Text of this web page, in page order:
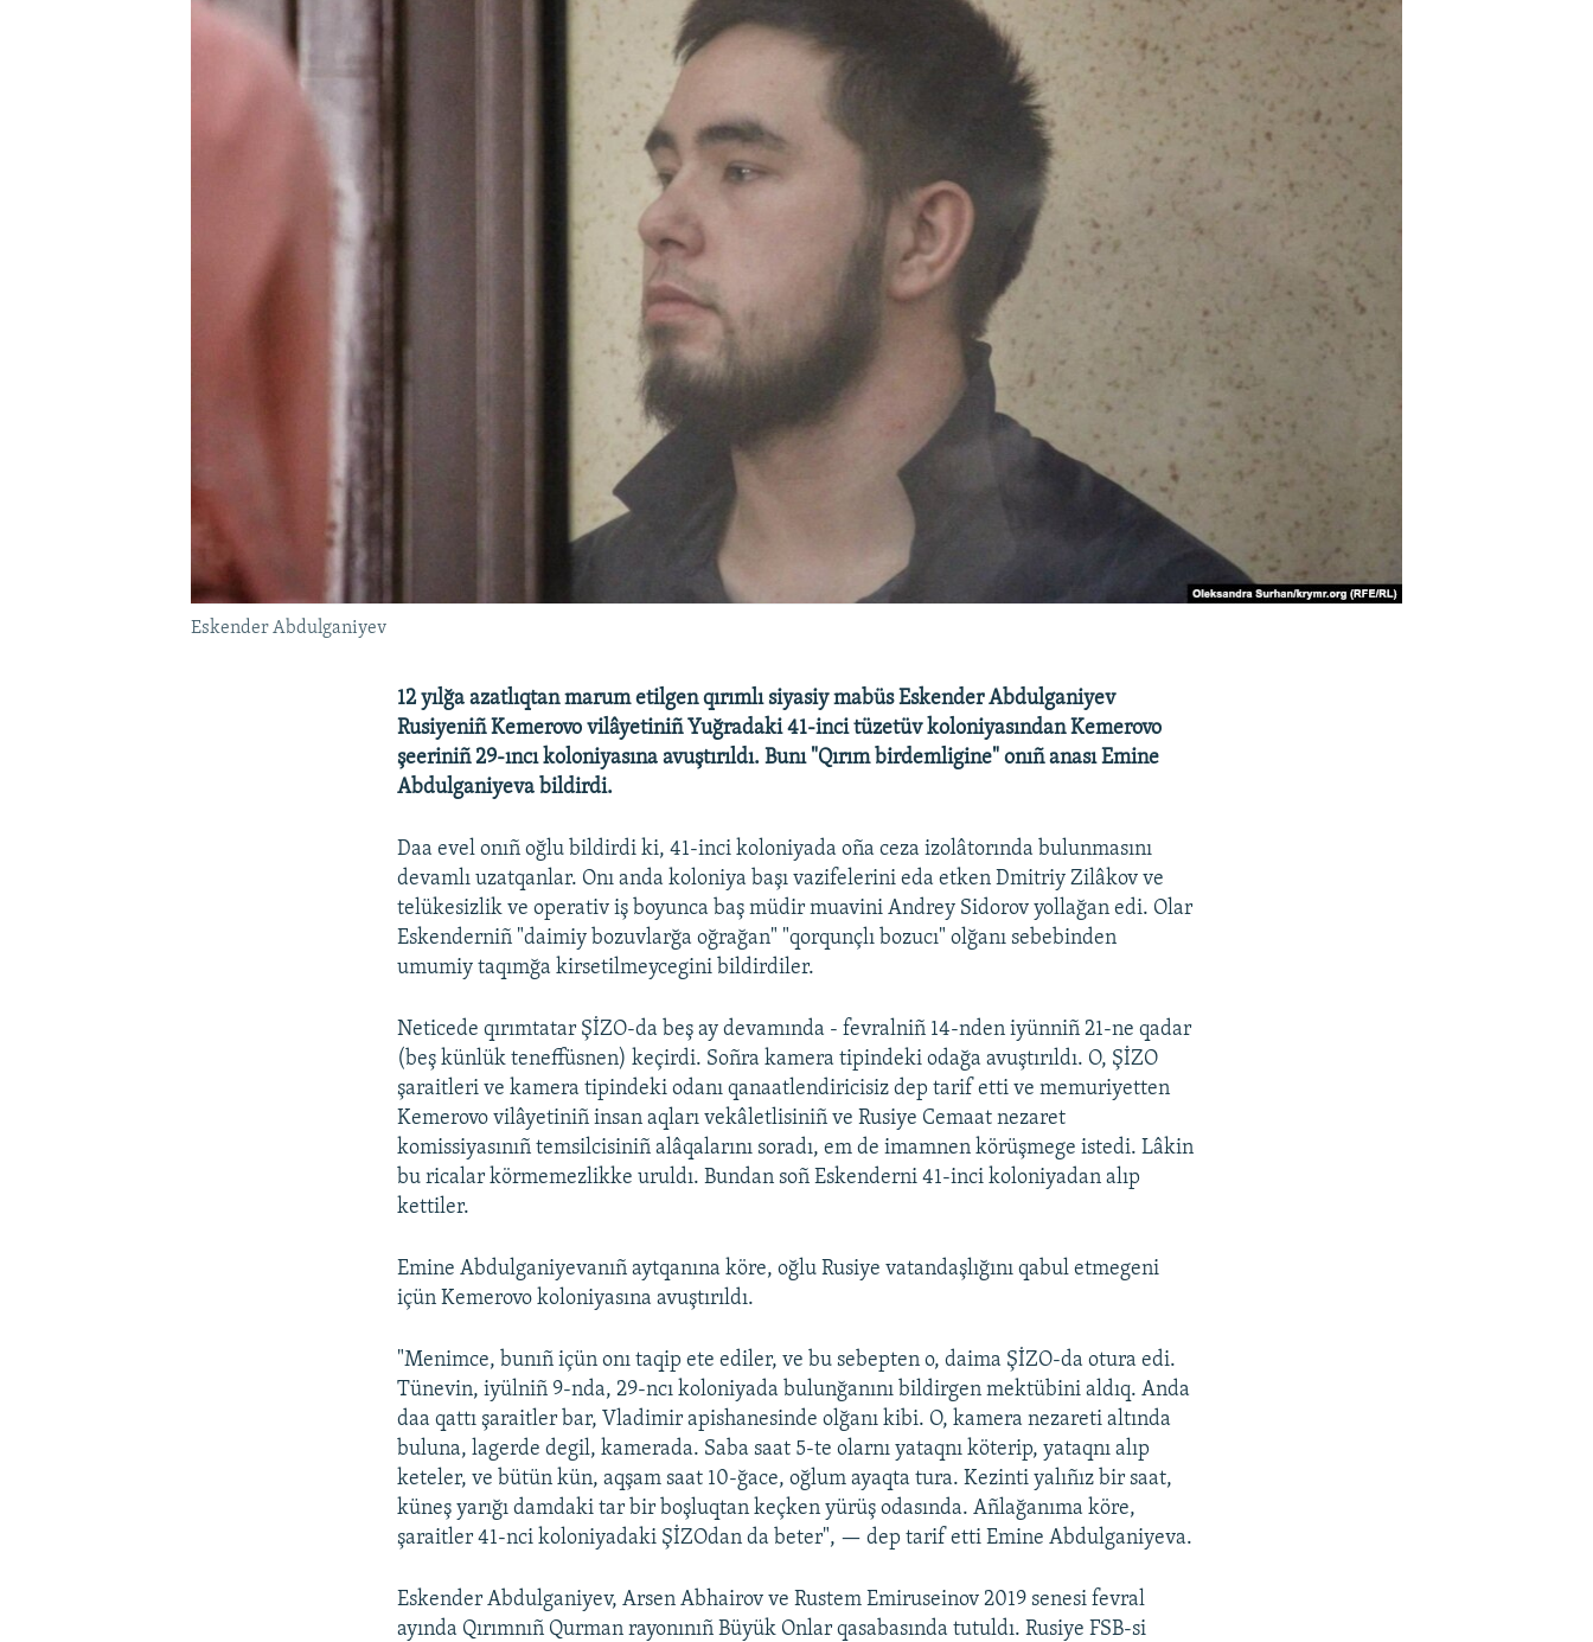
Eskender Abdulganiyev
12 yılğa azatlıqtan marum etilgen qırımlı siyasiy mabüs Eskender Abdulganiyev
Rusiyeniñ Kemerovo vilâyetiniñ Yuğradaki 41-inci tüzetüv koloniyasından Kemerovo
şeeriniñ 29-ıncı koloniyasına avuştırıldı. Bunı "Qırım birdemligine" onıñ anası Emine
Abdulganiyeva bildirdi.
Daa evel onıñ oğlu bildirdi ki, 41-inci koloniyada oña ceza izolâtorında bulunmasını
devamlı uzatqanlar. Onı anda koloniya başı vazifelerini eda etken Dmitriy Zilâkov ve
telükesizlik ve operativ iş boyunca baş müdir muavini Andrey Sidorov yollağan edi. Olar
Eskenderniñ "daimiy bozuvlarğa oğrağan" "qorqunçlı bozucı" olğanı sebebinden
umumiy taqımğa kirsetilmeycegini bildirdiler.
Neticede qırımtatar ŞİZO-da beş ay devamında - fevralniñ 14-nden iyünniñ 21-ne qadar
(beş künlük teneffüsnen) keçirdi. Soñra kamera tipindeki odağa avuştırıldı. O, ŞİZO
şaraitleri ve kamera tipindeki odanı qanaatlendiricisiz dep tarif etti ve memuriyetten
Kemerovo vilâyetiniñ insan aqları vekâletlisiniñ ve Rusiye Cemaat nezaret
komissiyasınıñ temsilcisiniñ alâqalarını soradı, em de imamnen körüşmege istedi. Lâkin
bu ricalar körmemezlikke uruldı. Bundan soñ Eskenderni 41-inci koloniyadan alıp
kettiler.
Emine Abdulganiyevanıñ aytqanına köre, oğlu Rusiye vatandaşlığını qabul etmegeni
içün Kemerovo koloniyasına avuştırıldı.
"Menimce, bunıñ içün onı taqip ete ediler, ve bu sebepten o, daima ŞİZO-da otura edi.
Tünevin, iyülniñ 9-nda, 29-ncı koloniyada bulunğanını bildirgen mektübini aldıq. Anda
daa qattı şaraitler bar, Vladimir apishanesinde olğanı kibi. O, kamera nezareti altında
buluna, lagerde degil, kamerada. Saba saat 5-te olarnı yataqnı köterip, yataqnı alıp
keteler, ve bütün kün, aqşam saat 10-ğace, oğlum ayaqta tura. Kezinti yalıñız bir saat,
küneş yarığı damdaki tar bir boşluqtan keçken yürüş odasında. Añlağanıma köre,
şaraitler 41-nci koloniyadaki ŞİZOdan da beter", — dep tarif etti Emine Abdulganiyeva.
Eskender Abdulganiyev, Arsen Abhairov ve Rustem Emiruseinov 2019 senesi fevral
ayında Qırımnıñ Qurman rayonınıñ Büyük Onlar qasabasında tutuldı. Rusiye FSB-si